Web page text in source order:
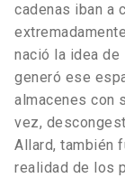
cadenas iban a
nació la idea de
generó ese
almacenes con
vez,
Allard, también
realidad de los